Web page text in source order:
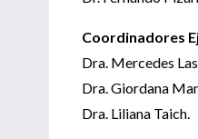
Coordinadores
Dra. Mercedes
Dra. Giordana
Dra. Liliana Taich.